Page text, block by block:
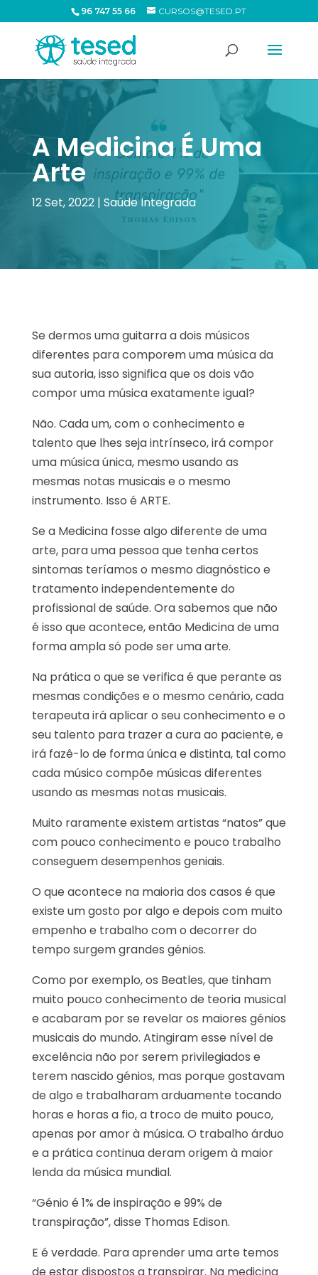
96 747 55 66 CURSOS@TESED.PT
A Medicina É Uma
Arte
12 Set, 2022| Saúde Integrada
Se dermos uma guitarra a dois músicos
diferentes para comporem uma música da
sua autoria, isso significa que os dois vão
compor uma música exatamente igual?
Não. Cada um, com o conhecimento e
talento que lhes seja intrínseco, irá compor
uma música única, mesmo usando as
mesmas notas musicais e o mesmo
instrumento. Isso é ARTE.
Se a Medicina fosse algo diferente de uma
arte, para uma pessoa que tenha certos
sintomas teríamos o mesmo diagnóstico e
tratamento independentemente do
profissional de saúde. Ora sabemos que não
é isso que acontece, então Medicina de uma
forma ampla só pode ser uma arte.
Na prática o que se verifica é que perante as
mesmas condições e o mesmo cenário, cada
terapeuta irá aplicar o seu conhecimento e o
seu talento para trazer a cura ao paciente, e
irá fazê-lo de forma única e distinta, tal como
cada músico compõe músicas diferentes
usando as mesmas notas musicais.
Muito raramente existem artistas “natos” que
com pouco conhecimento e pouco trabalho
conseguem desempenhos geniais.
O que acontece na maioria dos casos é que
existe um gosto por algo e depois com muito
empenho e trabalho com o decorrer do
tempo surgem grandes génios.
Como por exemplo, os Beatles, que tinham
muito pouco conhecimento de teoria musical
e acabaram por se revelar os maiores génios
musicais do mundo. Atingiram esse nível de
excelência não por serem privilegiados e
terem nascido génios, mas porque gostavam
de algo e trabalharam arduamente tocando
horas e horas a fio, a troco de muito pouco,
apenas por amor à música. O trabalho árduo
e a prática continua deram origem à maior
lenda da música mundial.
“Génio é 1% de inspiração e 99% de
transpiração”, disse Thomas Edison.
E é verdade. Para aprender uma arte temos